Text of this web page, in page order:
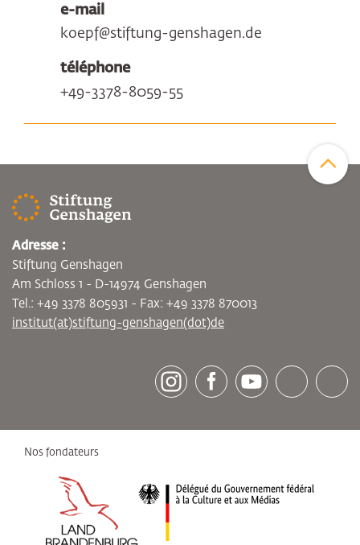
e-mail
koepf@stiftung-genshagen.de
téléphone
+49-3378-8059-55
[socialLinksTitle]
Adresse :
Stiftung Genshagen
Am Schloss 1 - D-14974 Genshagen
Tel.: +49 3378 805931 - Fax: +49 3378 870013
institut(at)stiftung-genshagen(dot)de
Nos fondateurs